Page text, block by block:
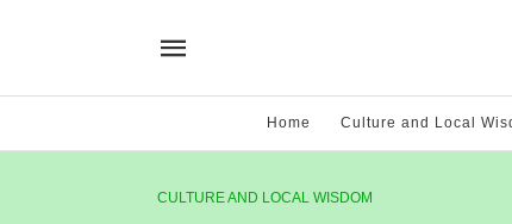
Home Culture and Local
CULTURE AND LOCAL WISDOM